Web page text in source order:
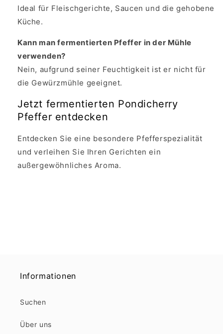
Ideal für Fleischgerichte, Saucen und die gehobene
Küche.
Kann man fermentierten Pfeffer in der Mühle
verwenden?
Nein, aufgrund seiner Feuchtigkeit ist er nicht für
die Gewürzmühle geeignet.
Jetzt fermentierten Pondicherry
Pfeffer entdecken
Entdecken Sie eine besondere Pfefferspezialität
und verleihen Sie Ihren Gerichten ein
außergewöhnliches Aroma.
Informationen
Suchen
Über uns